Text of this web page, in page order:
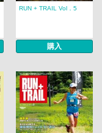
RUN + TRAIL Vol．5
購入